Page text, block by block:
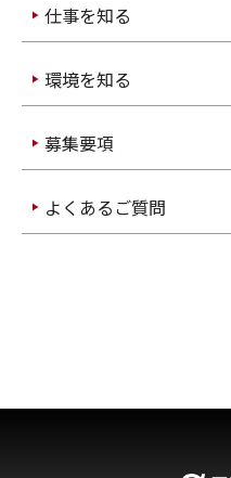
仕事を知る
環境を知る
募集要項
よくあるご質問